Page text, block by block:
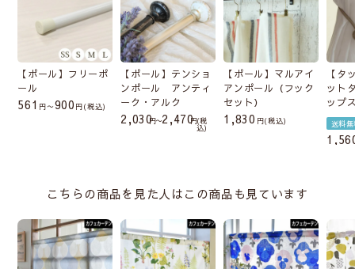
【ポール】フリーポ
ール
561 〜900 税込
【ポール】テンショ
ンポール アンティ
ーク・アルク
2,030 〜2,470 税
込
【ポール】マルアイ
アンポール（フック
セット）
1,830 税込
【タ
ット
ップ
送料無
こちらの商品を見た人はこの商品も見ています